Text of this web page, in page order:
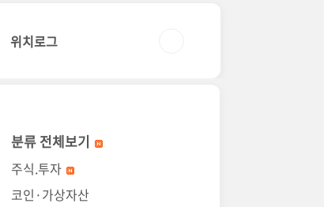
위치로그
분류 전체보기
주식.투자
코인·가상자산